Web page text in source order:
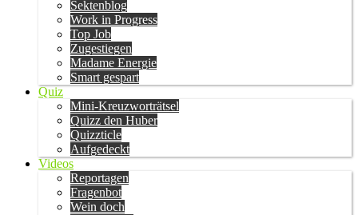
Sektenblog
Work in Progress
Top Job
Zugestiegen
Madame Energie
Smart gespart
Quiz
Mini-Kreuzworträtsel
Quizz den Huber
Quizzticle
Aufgedeckt
Videos
Reportagen
Fragenbot
Wein doch